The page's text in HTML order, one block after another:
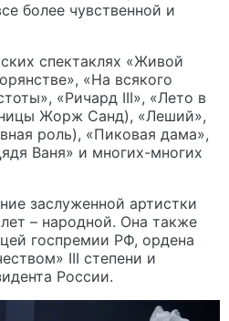
более чувственной и
спектаклях «Живой
«На всякого
«Ричард III», «Лето в
Жорж Санд), «Леший»,
роль), «Пиковая дама»,
Ваня» и многих-многих
заслуженной артистки
– народной. Она также
госпремии РФ, ордена
III степени и
России.